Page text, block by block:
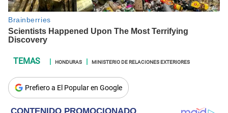
HONDURAS MINISTERIO DE RELACIONES EXTERIORES
Prefiero a El Popular en Google